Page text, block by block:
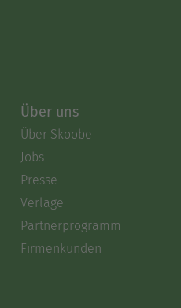
Über uns
Über Skoobe
Jobs
Presse
Verlage
Partnerprogramm
Firmenkunden